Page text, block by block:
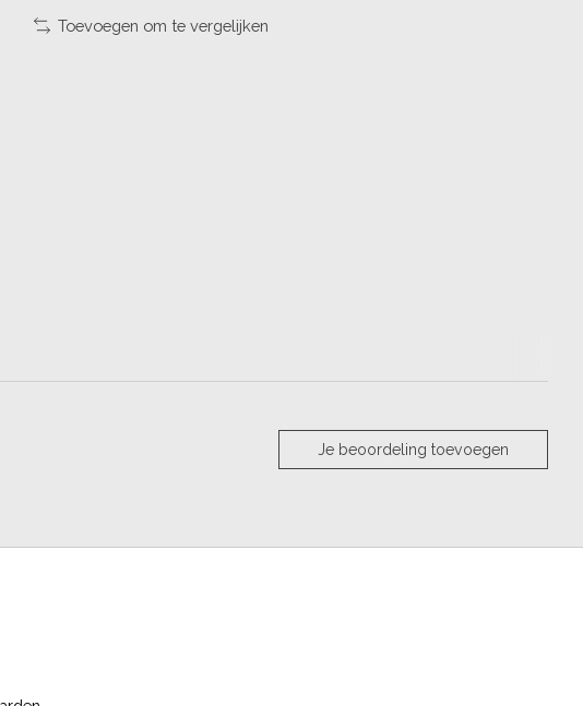
Toevoegen om te vergelijken
Je beoordeling toevoegen